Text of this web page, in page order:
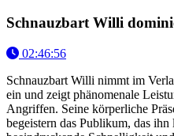
Schnauzbart Willi
02:46:56
Schnauzbart Willi nimmt im
ein und zeigt phänomenale
Angriffen. Seine körperliche
begeistern das Publikum, das